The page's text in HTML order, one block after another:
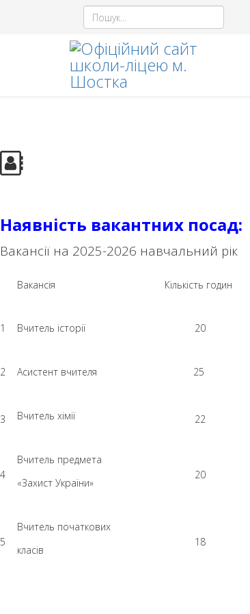
Наявність вакантних посад:
Вакансії на 2025-2026 навчальний рік
Вакансія Кількість годин
1 Вчитель історії 20
2 Асистент вчителя 25
3 Вчитель хімії 22
4
Вчитель предмета
«Захист України»
20
5
Вчитель початкових
класів
18